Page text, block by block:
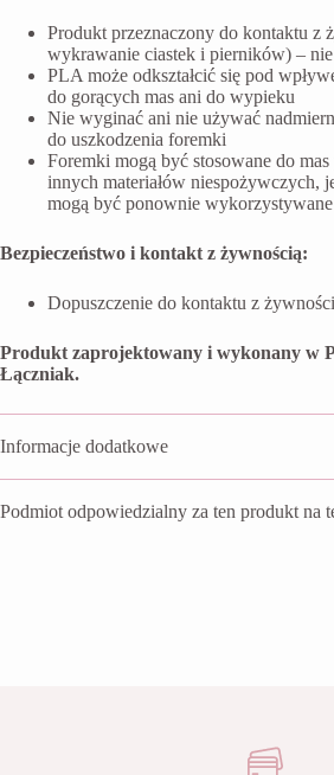
Produkt przeznaczony do kontaktu z
wykrawanie ciastek i pierników) – nie
PLA może odkształcić się pod
do gorących mas ani do wypieku
Nie wyginać ani nie używać
do uszkodzenia foremki
Foremki mogą być stosowane do
innych materiałów niespożywczych,
mogą być ponownie
Bezpieczeństwo i kontakt z żywnością:
Dopuszczenie do kontaktu z
Produkt zaprojektowany i wykonany w
Łączniak.
Informacje dodatkowe
Podmiot odpowiedzialny za ten produkt na